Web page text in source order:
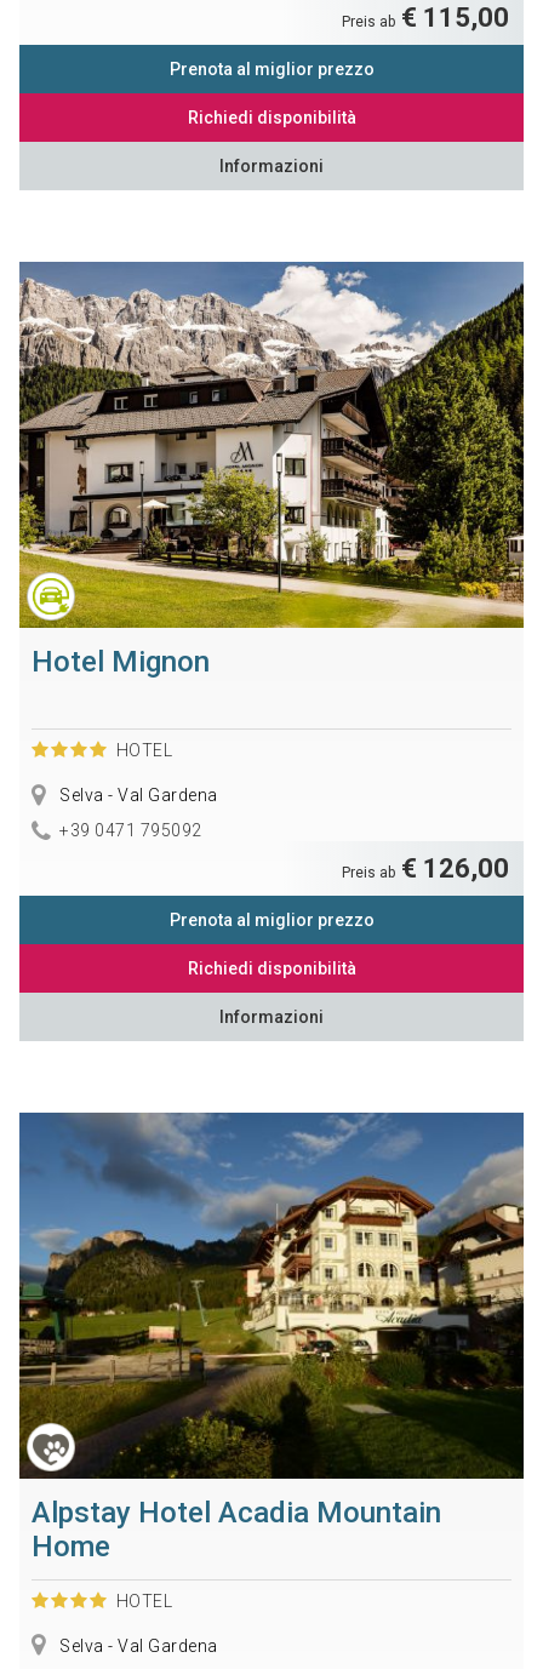
Preis ab € 115,00
Prenota al miglior prezzo
Richiedi disponibilità
Informazioni
Hotel Mignon
HOTEL
Selva - Val Gardena
+39 0471 795092
Preis ab € 126,00
Prenota al miglior prezzo
Richiedi disponibilità
Informazioni
Alpstay Hotel Acadia Mountain
Home
HOTEL
Selva - Val Gardena